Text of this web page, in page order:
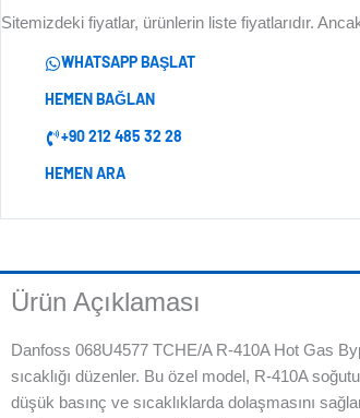
Sitemizdeki fiyatlar, ürünlerin liste fiyatlarıdır.
WHATSAPP BAŞLAT
HEMEN BAĞLAN
+90 212 485 32 28
HEMEN ARA
Ürün Açıklaması
Danfoss 068U4577 TCHE/A R-410A Hot Gas
sıcaklığı düzenler. Bu özel model, R-410A
düşük basınç ve sıcaklıklarda dolaşmasını